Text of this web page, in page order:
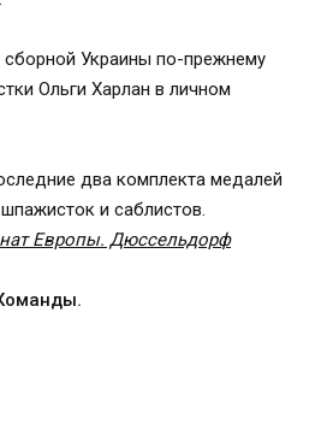
Украины по-прежнему
Ольги Харлан в личном
два комплекта медалей
и саблистов.
Европы. Дюссельдорф